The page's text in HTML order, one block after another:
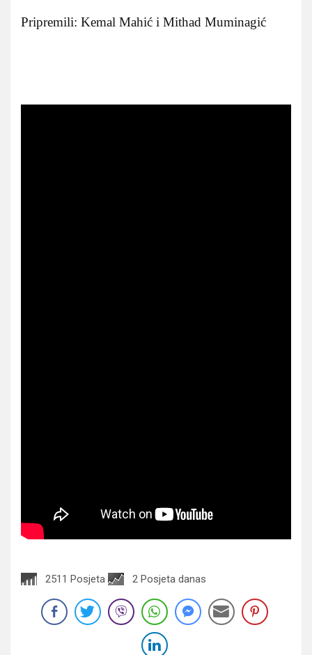
Pripremili: Kemal Mahić i Mithad Muminagić
2511 Posjeta 2 Posjeta danas